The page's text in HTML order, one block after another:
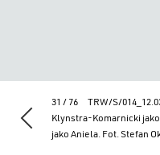
31 / 76
TRW/S/
Klynstra-Komarnicki
jako Aniela. Fot. Stefan